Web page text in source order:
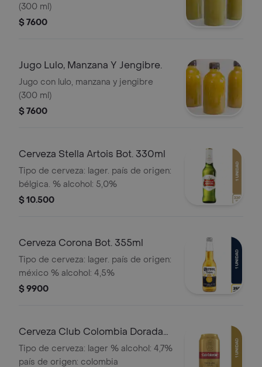
(300 ml)
$ 7600
Jugo Lulo, Manzana Y Jengibre.
Jugo con lulo, manzana y jengibre
(300 ml)
$ 7600
Cerveza Stella Artois Bot. 330ml
Tipo de cerveza: lager. país de origen:
bélgica. % alcohol: 5,0%
$ 10.500
Cerveza Corona Bot. 355ml
Tipo de cerveza: lager. país de origen:
méxico % alcohol: 4,5%
$ 9900
Cerveza Club Colombia Dorada
Lata 330ml
Tipo de cerveza: lager % alcohol: 4,7%
país de origen: colombia